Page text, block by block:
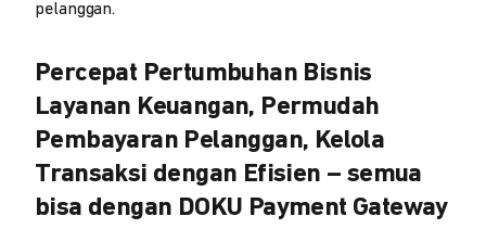
pelanggan.
Percepat Pertumbuhan Bisnis
Layanan Keuangan, Permudah
Pembayaran Pelanggan, Kelola
Transaksi dengan Efisien – semua
bisa dengan DOKU Payment Gateway